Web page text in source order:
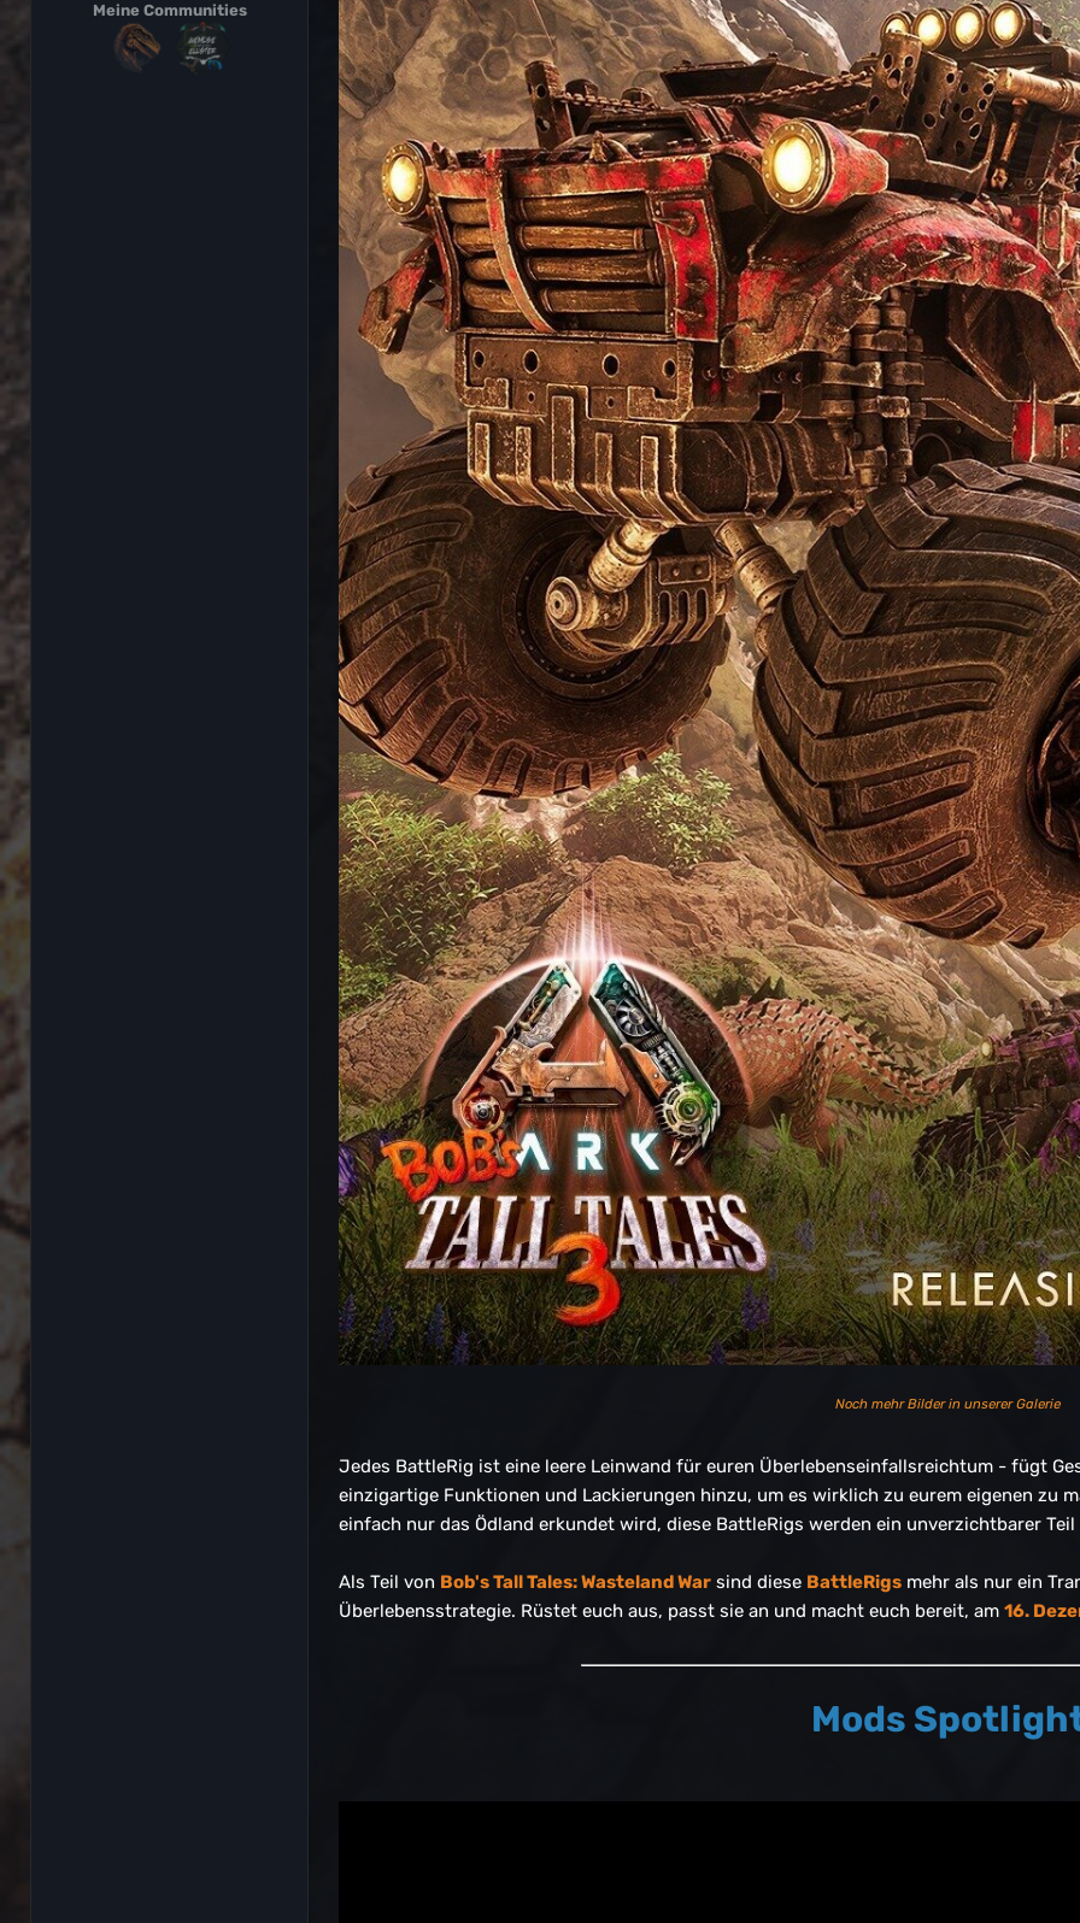
Meine Communities
Noch mehr Bilder in unserer Galerie
Jedes BattleRig ist eine leere Leinwand für euren Überlebenseinfallsreichtum - fügt
einzigartige Funktionen und Lackierungen hinzu, um es wirklich zu eurem eigenen zu
einfach nur das Ödland erkundet wird, diese BattleRigs werden ein unverzichtbarer
Als Teil von Bob's Tall Tales: Wasteland War sind diese BattleRigs mehr als nur ein
Überlebensstrategie. Rüstet euch aus, passt sie an und macht euch bereit, am 16.
Mods